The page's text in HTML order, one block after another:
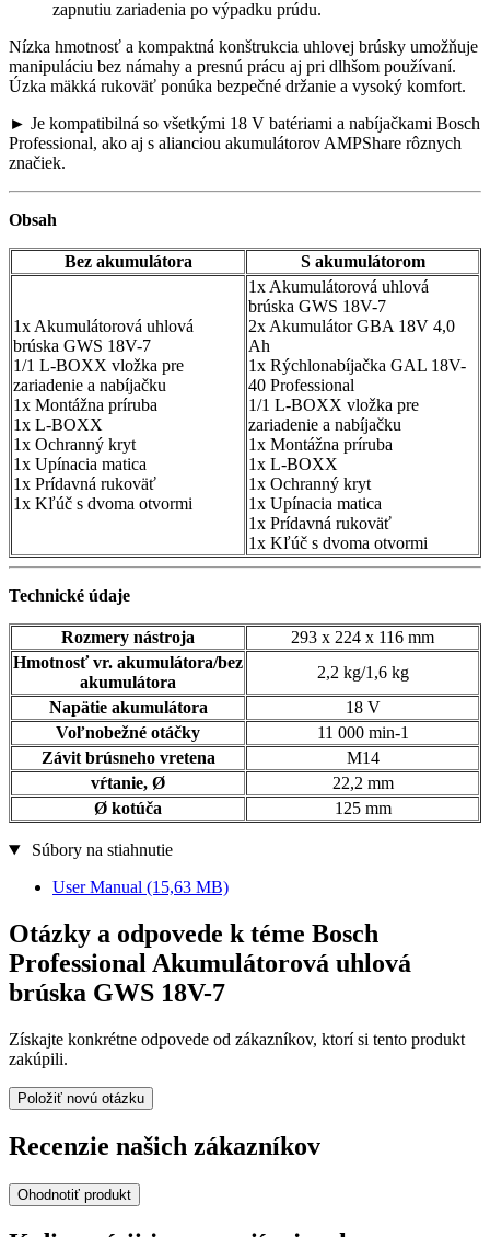
zapnutiu zariadenia po výpadku prúdu.
Nízka hmotnosť a kompaktná konštrukcia uhlovej brúsky umožňuje
manipuláciu bez námahy a presnú prácu aj pri dlhšom používaní.
Úzka mäkká rukoväť ponúka bezpečné držanie a vysoký komfort.
► Je kompatibilná so všetkými 18 V batériami a nabíjačkami Bosch
Professional, ako aj s alianciou akumulátorov AMPShare rôznych
značiek.
Obsah
Bez akumulátora S akumulátorom
1x Akumulátorová uhlová
brúska GWS 18V-7
1/1 L-BOXX vložka pre
zariadenie a nabíjačku
1x Montážna príruba
1x L-BOXX
1x Ochranný kryt
1x Upínacia matica
1x Prídavná rukoväť
1x Kľúč s dvoma otvormi
1x Akumulátorová uhlová
brúska GWS 18V-7
2x Akumulátor GBA 18V 4,0
Ah
1x Rýchlonabíjačka GAL 18V-
40 Professional
1/1 L-BOXX vložka pre
zariadenie a nabíjačku
1x Montážna príruba
1x L-BOXX
1x Ochranný kryt
1x Upínacia matica
1x Prídavná rukoväť
1x Kľúč s dvoma otvormi
Technické údaje
Rozmery nástroja
293 x 224 x 116 mm
Hmotnosť vr. akumulátora/bez
akumulátora
2,2 kg/1,6 kg
Napätie akumulátora
18 V
Voľnobežné otáčky
11 000 min-1
Závit brúsneho vretena
M14
vŕtanie, Ø
22,2 mm
Ø kotúča
125 mm
Súbory na stiahnutie
User Manual (15,63 MB)
Otázky a odpovede k téme Bosch
Professional Akumulátorová uhlová
brúska GWS 18V-7
Získajte konkrétne odpovede od zákazníkov, ktorí si tento produkt
zakúpili.
Položiť novú otázku
Recenzie našich zákazníkov
Ohodnotiť produkt